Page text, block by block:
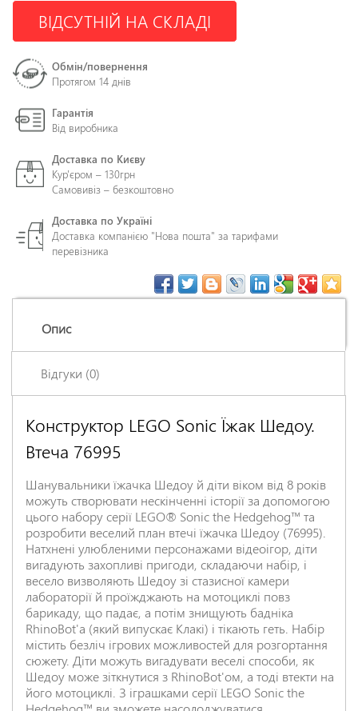
ВІДСУТНІЙ НА СКЛАДІ
Обмін/повернення
Протягом 14 днів
Гарантія
Від виробника
Доставка по Києву
Кур'єром – 130грн
Самовивіз – безкоштовно
Доставка по Україні
Доставка компанією "Нова пошта" за тарифами
перевізника
Опис
Відгуки (0)
Конструктор LEGO Sonic Їжак Шедоу.
Втеча 76995
Шанувальники їжачка Шедоу й діти віком від 8 років
можуть створювати нескінченні історії за допомогою
цього набору серії LEGO® Sonic the Hedgehog™ та
розробити веселий план втечі їжачка Шедоу (76995).
Натхнені улюбленими персонажами відеоігор, діти
вигадують захопливі пригоди, складаючи набір, і
весело визволяють Шедоу зі стазисної камери
лабораторії й проїжджають на мотоциклі повз
барикаду, що падає, а потім знищують бадніка
RhinoBot'а (який випускає Клакі) і тікають геть. Набір
містить безліч ігрових можливостей для розгортання
сюжету. Діти можуть вигадувати веселі способи, як
Шедоу може зіткнутися з RhinoBot'ом, а тоді втекти на
його мотоциклі. З іграшками серії LEGO Sonic the
Залишіть відгук про цей товар першими
*
Ім'я
*
Заголовок відгуку
*
Відгук
НАДІСЛАТИ ВІДГУК